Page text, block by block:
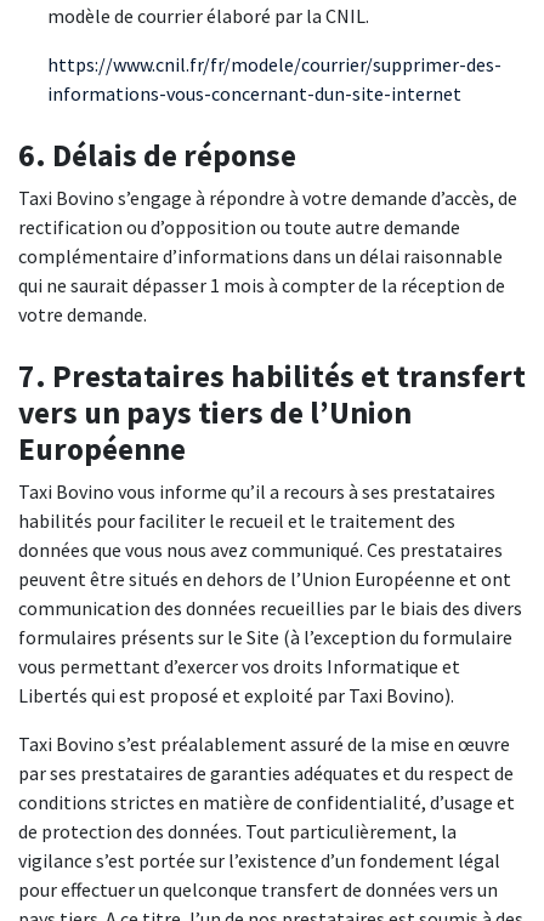
modèle de courrier élaboré par la CNIL.
https://www.cnil.fr/fr/modele/courrier/supprimer-des-
informations-vous-concernant-dun-site-internet
6. Délais de réponse
Taxi Bovino s’engage à répondre à votre demande d’accès, de
rectification ou d’opposition ou toute autre demande
complémentaire d’informations dans un délai raisonnable
qui ne saurait dépasser 1 mois à compter de la réception de
votre demande.
7. Prestataires habilités et transfert
vers un pays tiers de l’Union
Européenne
Taxi Bovino vous informe qu’il a recours à ses prestataires
habilités pour faciliter le recueil et le traitement des
données que vous nous avez communiqué. Ces prestataires
peuvent être situés en dehors de l’Union Européenne et ont
communication des données recueillies par le biais des divers
formulaires présents sur le Site (à l’exception du formulaire
vous permettant d’exercer vos droits Informatique et
Libertés qui est proposé et exploité par Taxi Bovino).
Taxi Bovino s’est préalablement assuré de la mise en œuvre
par ses prestataires de garanties adéquates et du respect de
conditions strictes en matière de confidentialité, d’usage et
de protection des données. Tout particulièrement, la
vigilance s’est portée sur l’existence d’un fondement légal
pour effectuer un quelconque transfert de données vers un